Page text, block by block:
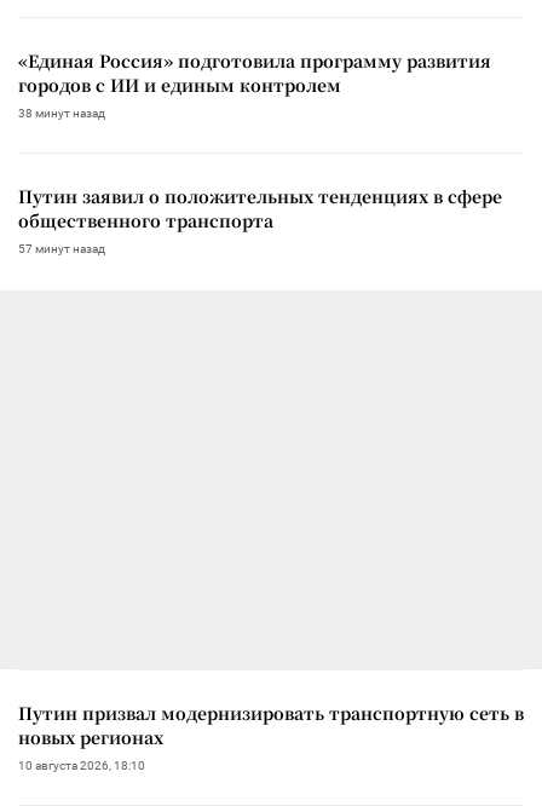
«Единая Россия» подготовила программу развития
городов с ИИ и единым контролем
38 минут назад
Путин заявил о положительных тенденциях в сфере
общественного транспорта
57 минут назад
Путин призвал модернизировать транспортную сеть в
новых регионах
10 августа 2026, 18:10